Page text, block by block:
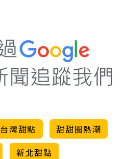
台灣甜點
甜甜圈熱潮
新北甜點